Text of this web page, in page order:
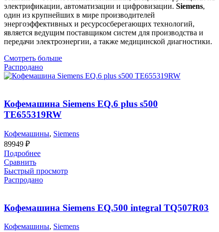
электрификации, автоматизации и цифровизации. Siemens,
один из крупнейших в мире производителей
энергоэффективных и ресурсосберегающих технологий,
является ведущим поставщиком систем для производства и
передачи электроэнергии, а также медицинской диагностики.
Смотреть больше
Распродано
Кофемашина Siemens EQ.6 plus s500
TE655319RW
Кофемашины, Siemens
89949 ₽
Подробнее
Сравнить
Быстрый просмотр
Распродано
Кофемашина Siemens EQ.500 integral TQ507R03
Кофемашины, Siemens